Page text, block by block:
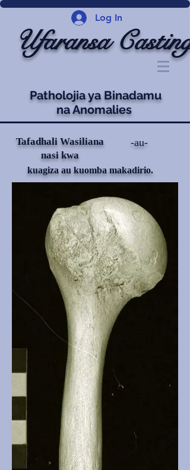
Log In
Ufaransa Casting
Patholojia ya Binadamu
na Anomalies
Tafadhali Wasiliana
nasi kwa
-au-
kuagiza au kuomba makadirio.